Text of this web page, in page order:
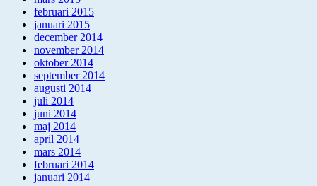
februari 2015
januari 2015
december 2014
november 2014
oktober 2014
september 2014
augusti 2014
juli 2014
juni 2014
maj 2014
april 2014
mars 2014
februari 2014
januari 2014